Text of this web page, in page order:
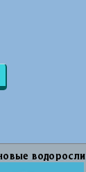
во­до­рос­ли